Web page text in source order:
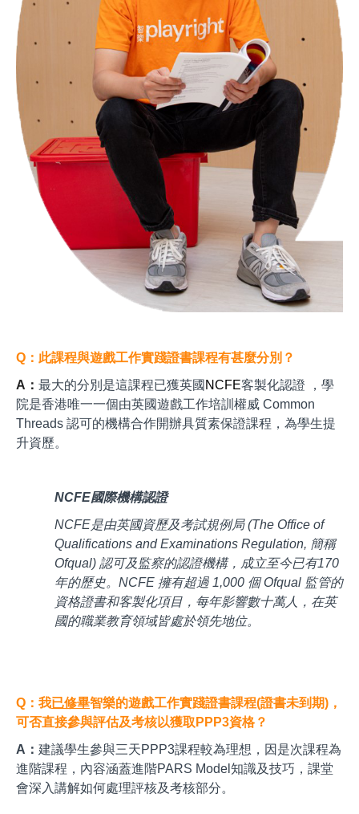
Q：此課程與遊戲工作實踐證書課程有甚麼分別？
A： 最大的分別是這課程已獲英國 NCFE客製化認證 ，學
院是香港唯一一個由英國遊戲工作培訓權威 Common
Threads 認可的機構合作開辦具質素保證課程，為學生提
升資歷。
NCFE國際機構認證
NCFE是由英國資歷及考試規例局 (The Office of
Qualifications and Examinations Regulation, 簡稱
Ofqual) 認可及監察的認證機構，成立至今已有170
年的歷史。NCFE 擁有超過 1,000 個 Ofqual 監管的
資格證書和客製化項目，每年影響數十萬人，在英
國的職業教育領域皆處於領先地位。
Q：我已修畢智樂的遊戲工作實踐證書課程(證書未到期)，
可否直接參與評估及考核以獲取PPP3資格？
A： 建議學生參與三天PPP3課程較為理想，因是次課程為
進階課程，內容涵蓋進階PARS Model知識及技巧，課堂
會深入講解如何處理評核及考核部分。